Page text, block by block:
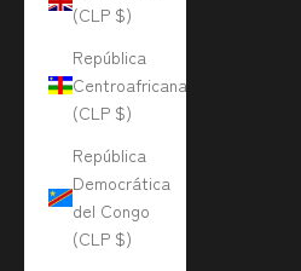
(CLP $)
República
Centroafricana
(CLP $)
República
Democrática
del Congo
(CLP $)